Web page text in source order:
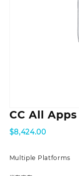
CC All
$8,424.00
Multiple Platforms